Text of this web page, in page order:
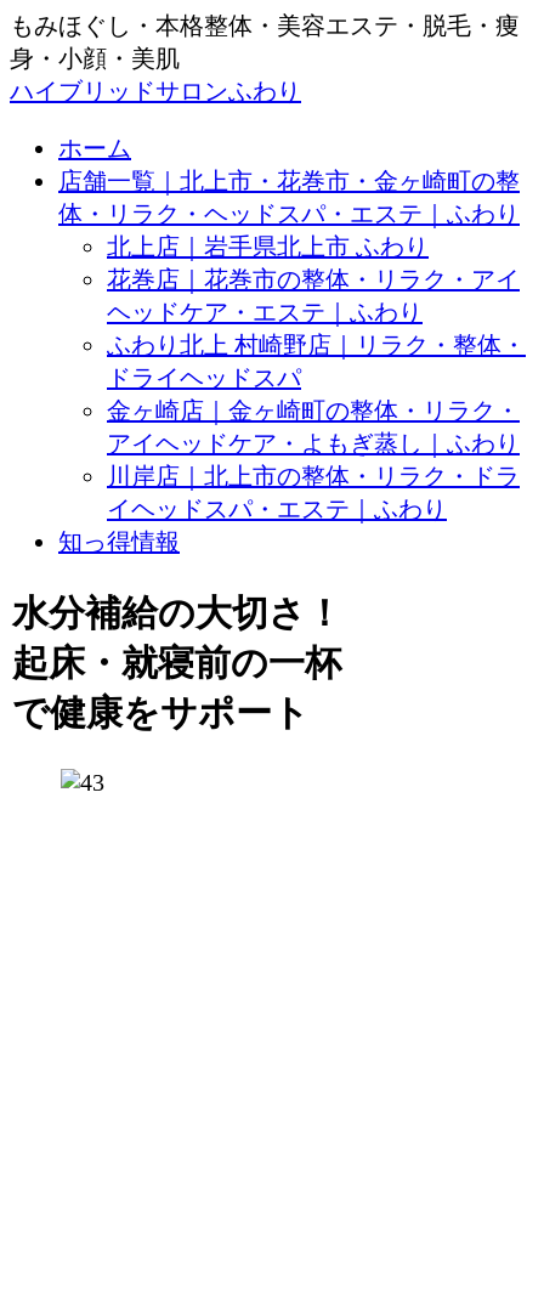
もみほぐし・本格整体・美容エステ・脱毛・痩
身・小顔・美肌
ハイブリッドサロンふわり
ホーム
店舗一覧｜北上市・花巻市・金ヶ崎町の整
体・リラク・ヘッドスパ・エステ｜ふわり
北上店｜岩手県北上市 ふわり
花巻店｜花巻市の整体・リラク・アイ
ヘッドケア・エステ｜ふわり
ふわり北上 村崎野店｜リラク・整体・
ドライヘッドスパ
金ヶ崎店｜金ヶ崎町の整体・リラク・
アイヘッドケア・よもぎ蒸し｜ふわり
川岸店｜北上市の整体・リラク・ドラ
イヘッドスパ・エステ｜ふわり
知っ得情報
水分補給の大切さ！
起床・就寝前の一杯
で健康をサポート